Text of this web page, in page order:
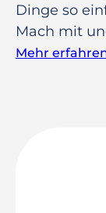
Dinge so
Mach mit
Mehr